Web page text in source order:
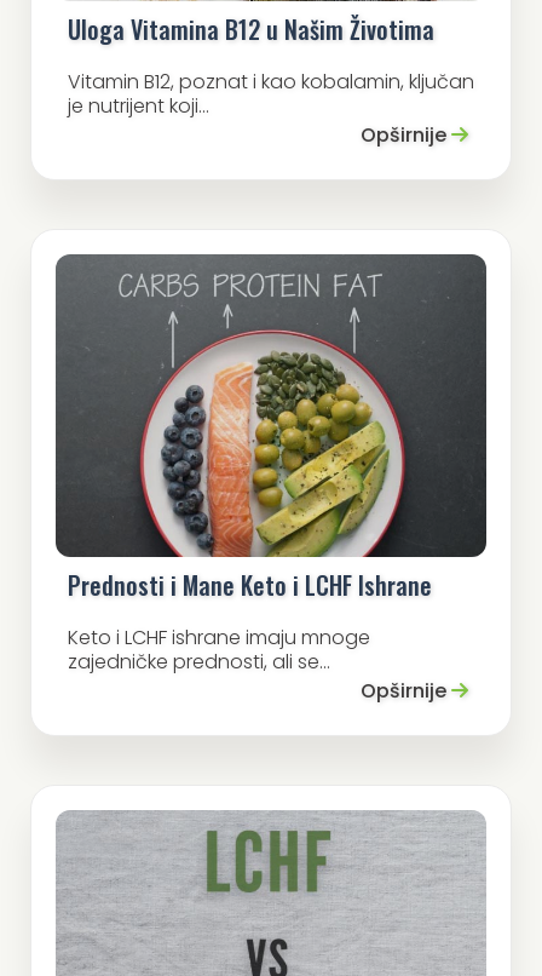
Uloga Vitamina B12 u Našim Životima
Vitamin B12, poznat i kao kobalamin, ključan
je nutrijent koji...
Opširnije
Prednosti i Mane Keto i LCHF Ishrane
Keto i LCHF ishrane imaju mnoge
zajedničke prednosti, ali se...
Opširnije